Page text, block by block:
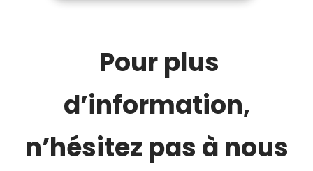
Pour plus
d’information,
n’hésitez pas à nous